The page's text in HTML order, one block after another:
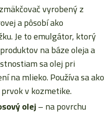
vyrobený z
a pôsobí ako
Je to emulgátor, ktorý
na báze oleja a
sa olej pri
na mlieko. Používa sa ako
v kozmetike.
olej– na povrchu